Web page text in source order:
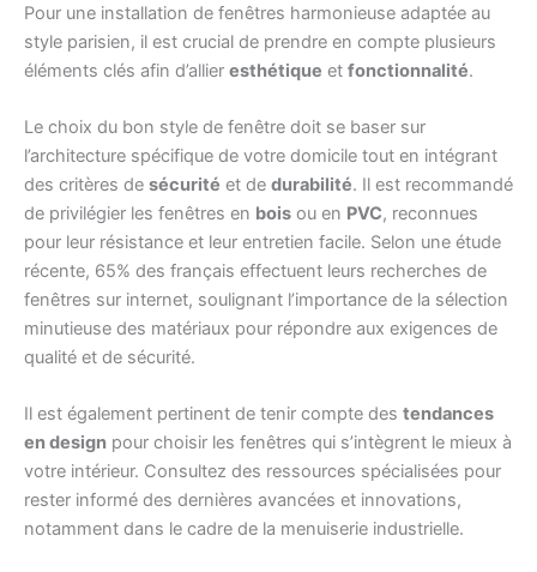
Pour une installation de fenêtres harmonieuse adaptée au
style parisien, il est crucial de prendre en compte plusieurs
éléments clés afin d’allier esthétique et fonctionnalité.
Le choix du bon style de fenêtre doit se baser sur
l’architecture spécifique de votre domicile tout en intégrant
des critères de sécurité et de durabilité. Il est recommandé
de privilégier les fenêtres en bois ou en PVC, reconnues
pour leur résistance et leur entretien facile. Selon une étude
récente, 65% des français effectuent leurs recherches de
fenêtres sur internet, soulignant l’importance de la sélection
minutieuse des matériaux pour répondre aux exigences de
qualité et de sécurité.
Il est également pertinent de tenir compte des tendances
en design pour choisir les fenêtres qui s’intègrent le mieux à
votre intérieur. Consultez des ressources spécialisées pour
rester informé des dernières avancées et innovations,
notamment dans le cadre de la menuiserie industrielle.